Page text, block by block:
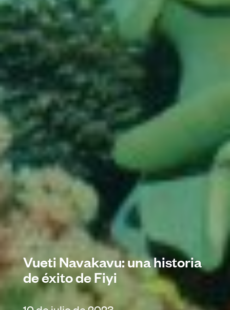
Vueti Navakavu: una historia
de éxito de Fiyi